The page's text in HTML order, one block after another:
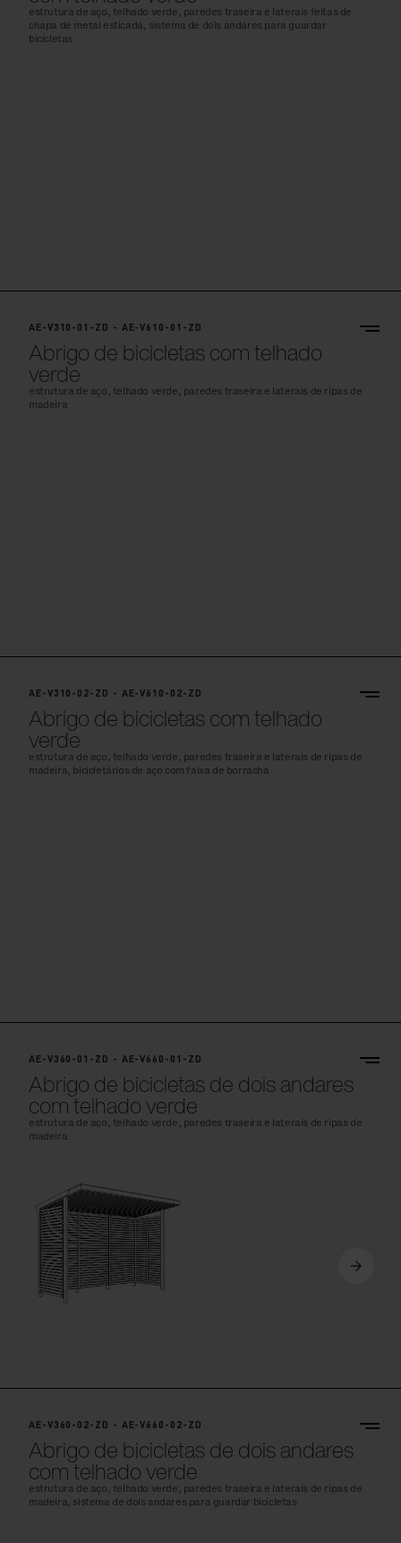
estrutura de aço, telhado verde, paredes traseira e laterais feitas de
chapa de metal esticada, sistema de dois andares para guardar
bicicletas
AE-V310-01-ZD - AE-V610-01-ZD
Abrigo de bicicletas com telhado
verde
estrutura de aço, telhado verde, paredes traseira e laterais de ripas de
madeira
AE-V310-02-ZD - AE-V610-02-ZD
Abrigo de bicicletas com telhado
verde
estrutura de aço, telhado verde, paredes traseira e laterais de ripas de
madeira, bicicletários de aço com faixa de borracha
AE-V360-01-ZD - AE-V660-01-ZD
Abrigo de bicicletas de dois andares
com telhado verde
estrutura de aço, telhado verde, paredes traseira e laterais de ripas de
madeira
AE-V360-02-ZD - AE-V660-02-ZD
Abrigo de bicicletas de dois andares
com telhado verde
estrutura de aço, telhado verde, paredes traseira e laterais de ripas de
madeira, sistema de dois andares para guardar bicicletas